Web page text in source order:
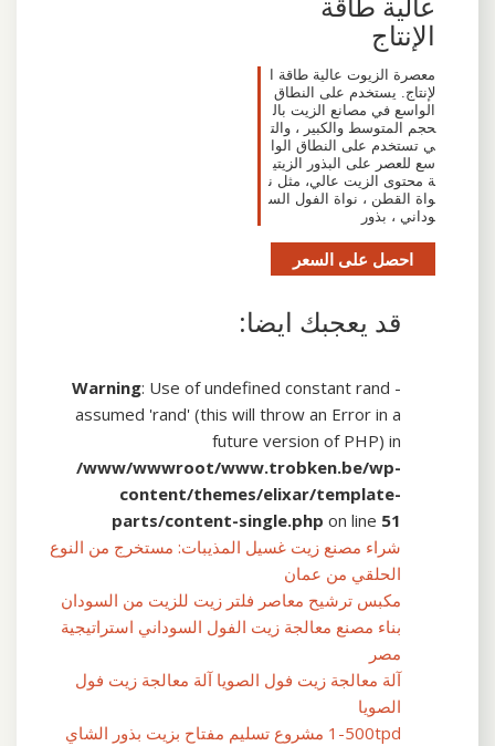
الإنتاج
معصرة الزيوت عالية طاقة ا
لإنتاج. يستخدم على النطاق
الواسع في مصانع الزيت بال
حجم المتوسط والكبير ، والت
ي تستخدم على النطاق الوا
سع للعصر على البذور الزيتي
ة محتوى الزيت عالي، مثل ن
واة القطن ، نواة الفول الس
وداني ، بذور
احصل على السعر
قد يعجبك ايضا:
Warning: Use of undefined constant rand -
assumed 'rand' (this will throw an Error in a
future version of PHP) in
/www/wwwroot/www.trobken.be/wp-
content/themes/elixar/template-
parts/content-single.php on line 51
شراء مصنع زيت غسيل المذيبات: مستخرج من النوع
الحلقي من عمان
مكبس ترشيح معاصر فلتر زيت للزيت من السودان
بناء مصنع معالجة زيت الفول السوداني استراتيجية
مصر
آلة معالجة زيت فول الصويا آلة معالجة زيت فول
الصويا
1-500tpd مشروع تسليم مفتاح بزيت بذور الشاي